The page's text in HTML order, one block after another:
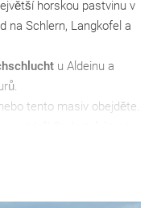
horskou pastvinu v
na Schlern, Langkofel a
u Aldeinu a
tento masiv obejděte.
výhledy.
nabízí mnoho